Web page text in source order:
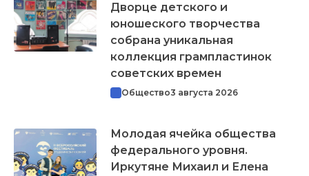
Дворце детского и
юношеского творчества
собрана уникальная
коллекция грампластинок
советских времен
Общество3 августа 2026
Молодая ячейка общества
федерального уровня.
Иркутяне Михаил и Елена